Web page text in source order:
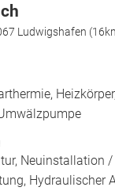
Ludwigshafen
Neuinstallation /
Hydraulischer